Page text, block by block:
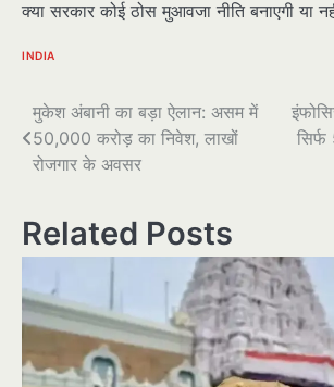
क्या सरकार कोई ठोस मुआवजा नीति बनाएगी या
INDIA
पोस्ट
नेविगेशन
मुकेश अंबानी का बड़ा ऐलान: असम में
50,000 करोड़ का निवेश, लाखों
रोजगार के अवसर
Related Posts